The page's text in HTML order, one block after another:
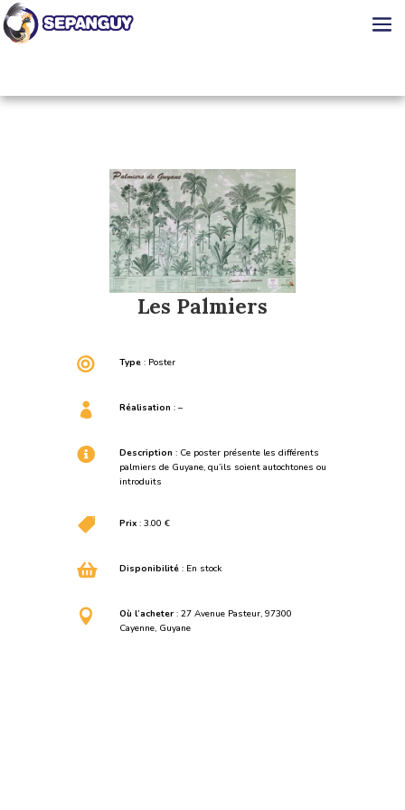
Les Palmiers
 Type: Poster
 Réalisation : –
 Description : Ce poster présente les différents
palmiers de Guyane, qu’ils soient autochtones ou
introduits
 Prix: 3.00 €
 Disponibilité: En stock
 Où l’acheter : 27 Avenue Pasteur, 97300
Cayenne, Guyane